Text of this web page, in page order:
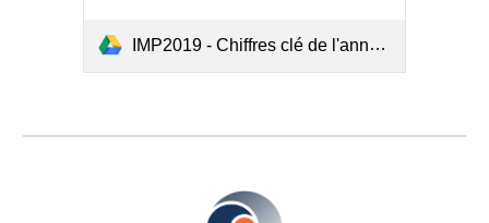
IMP2019 - Chiffres clé de l'année 2018 de l'accidentologie maritime.pdf